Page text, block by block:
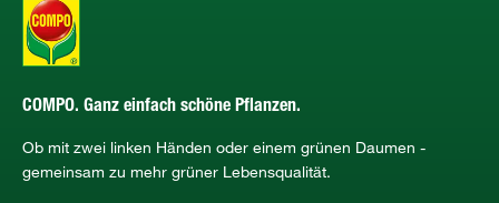
COMPO. Ganz einfach schöne Pflanzen.
Ob mit zwei linken Händen oder einem grünen Daumen -
gemeinsam zu mehr grüner Lebensqualität.